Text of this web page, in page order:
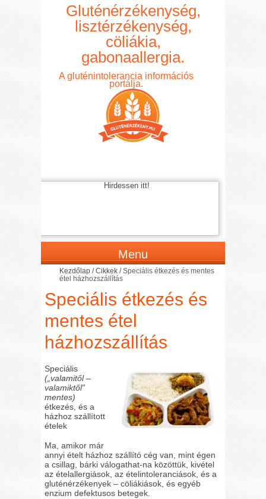
Gluténérzékenység,
lisztérzékenység,
cöliákia,
gabonaallergia.
A gluténintolerancia információs
portálja.
Hirdessen itt!
Menu
Kezdőlap /Cikkek /Speciális étkezés és mentes
étel házhozszállítás
Speciális étkezés és
mentes étel
házhozszállítás
Speciális
(„valamitől –
valamiktől”
mentes)
étkezés, és a
házhoz szállított
ételek
Ma, amikor már
annyi ételt házhoz szállító cég van, mint égen
a csillag, bárki válogathat-na közöttük, kivétel
az ételallergiások, az ételintoleranciások, és a
gluténérzékenyek – cöliákiások, és egyéb
enzium defektusos betegek.